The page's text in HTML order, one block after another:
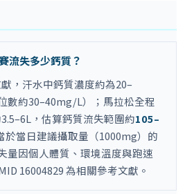
流失多少鈣質？
，汗水中鈣質濃度約為20–
數約30–40mg/L）；馬拉松全程
，估算鈣質流失範圍約105–
於當日建議攝取量（1000mg）的
量因個人體質、環境溫度與跑速
16004829 為相關參考文獻。